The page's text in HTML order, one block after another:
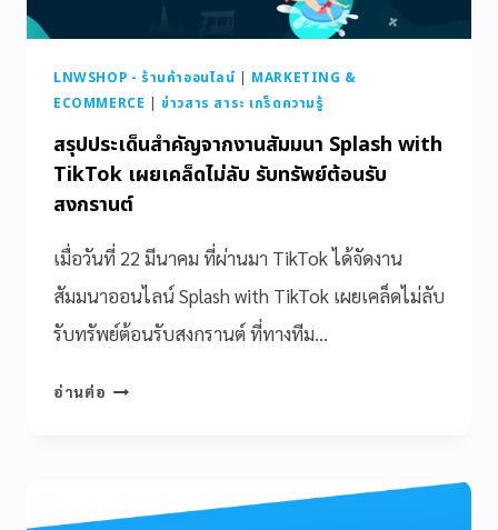
LNWSHOP - ร้านค้าออนไลน์ | MARKETING &
ECOMMERCE |ข่าวสาร สาระ เกร็ดความรู้
สรุปประเด็นสำคัญจากงานสัมมนา Splash with
TikTok เผยเคล็ดไม่ลับ รับทรัพย์ต้อนรับ
สงกรานต์
เมื่อวันที่ 22 มีนาคม ที่ผ่านมา TikTok ได้จัดงาน
สัมมนาออนไลน์ Splash with TikTok เผยเคล็ดไม่ลับ
รับทรัพย์ต้อนรับสงกรานต์ ที่ทางทีม…
อ่านต่อ